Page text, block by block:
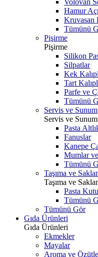
Volovan
Hamur
Kruvasan
Tümünü
Pişirme
Pişirme
Silikon
Silpatlar
Kek
Tart
Parfe ve
Tümünü
Servis ve Sunum
Servis ve Sunum
Pasta
Fanuslar
Kanepe
Mumlar ve
Tümünü
Taşıma ve
Taşıma ve
Pasta
Tümünü
Tümünü Gör
Gıda Ürünleri
Gıda Ürünleri
Ekmekler
Mayalar
Aroma ve